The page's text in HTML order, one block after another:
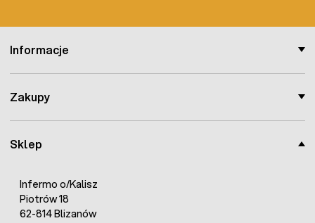
Sklep
Infermo o/Kalisz
Piotrów 18
62-814 Blizanów
Informacje
Zakupy